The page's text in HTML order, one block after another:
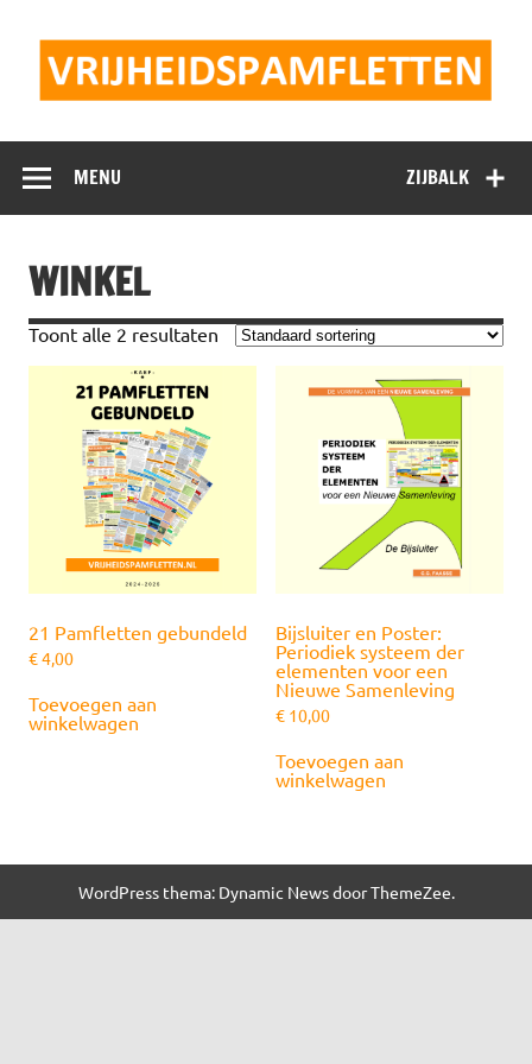
inhoud
ZIJBALK
MENU
WINKEL
Toont alle 2 resultaten
21 Pamfletten gebundeld
€4,00
Toevoegen aan
winkelwagen
Bijsluiter en Poster:
Periodiek systeem der
elementen voor een
Nieuwe Samenleving
€ 10,00
Toevoegen aan
winkelwagen
WordPress thema: Dynamic News door ThemeZee.